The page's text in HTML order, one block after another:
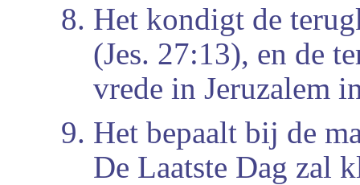
Het kondigt de
(Jes. 27:13), en de
vrede in Jeruzalem
Het bepaalt bij de
De Laatste Dag zal